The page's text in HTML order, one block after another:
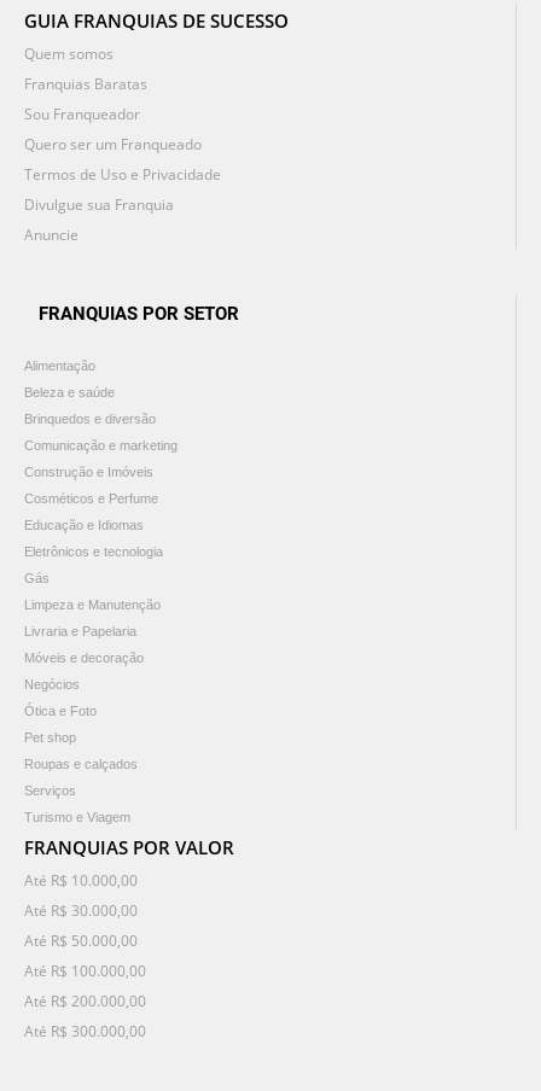
GUIA FRANQUIAS DE SUCESSO
Quem somos
Franquias Baratas
Sou Franqueador
Quero ser um Franqueado
Termos de Uso e Privacidade
Divulgue sua Franquia
Anuncie
FRANQUIAS POR SETOR
Alimentação
Beleza e saúde
Brinquedos e diversão
Comunicação e marketing
Construção e Imóveis
Cosméticos e Perfume
Educação e Idiomas
Eletrônicos e tecnologia
Gás
Limpeza e Manutenção
Livraria e Papelaria
Móveis e decoração
Negócios
Ótica e Foto
Pet shop
Roupas e calçados
Serviços
Turismo e Viagem
FRANQUIAS POR VALOR
Até R$ 10.000,00
Até R$ 30.000,00
Até R$ 50.000,00
Até R$ 100.000,00
Até R$ 200.000,00
Até R$ 300.000,00